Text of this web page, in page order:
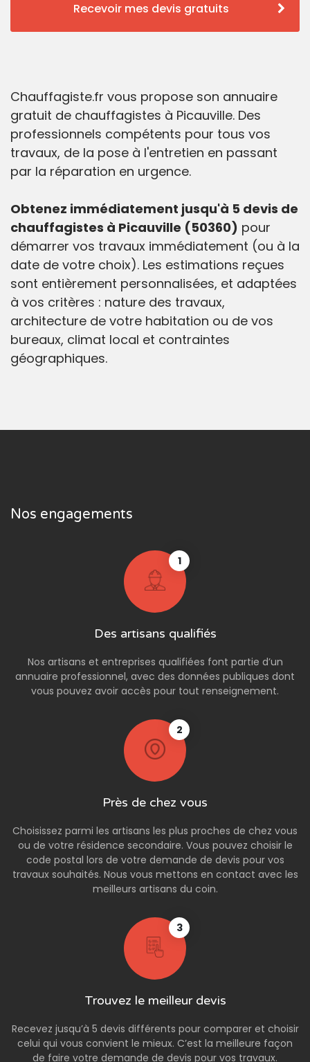
Recevoir mes devis gratuits
Chauffagiste.fr vous propose son annuaire
gratuit de chauffagistes à Picauville. Des
professionnels compétents pour tous vos
travaux, de la pose à l'entretien en passant
par la réparation en urgence.
Obtenez immédiatement jusqu'à 5 devis de
chauffagistes à Picauville (50360) pour
démarrer vos travaux immédiatement (ou à la
date de votre choix). Les estimations reçues
sont entièrement personnalisées, et adaptées
à vos critères : nature des travaux,
architecture de votre habitation ou de vos
bureaux, climat local et contraintes
géographiques.
Nos engagements
1
Des artisans qualifiés
Nos artisans et entreprises qualifiées font partie d’un
annuaire professionnel, avec des données publiques dont
vous pouvez avoir accès pour tout renseignement.
2
Près de chez vous
Choisissez parmi les artisans les plus proches de chez vous
ou de votre résidence secondaire. Vous pouvez choisir le
code postal lors de votre demande de devis pour vos
travaux souhaités. Nous vous mettons en contact avec les
meilleurs artisans du coin.
3
Trouvez le meilleur devis
Recevez jusqu’à 5 devis différents pour comparer et choisir
celui qui vous convient le mieux. C’est la meilleure façon
de faire votre demande de devis pour vos travaux.